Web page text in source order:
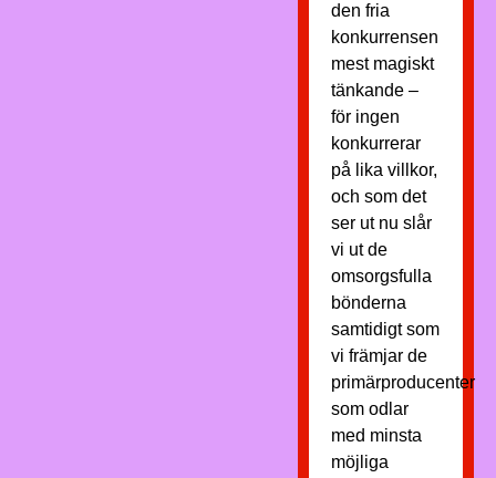
den fria
konkurrensen
mest magiskt
tänkande –
för ingen
konkurrerar
på lika villkor,
och som det
ser ut nu slår
vi ut de
omsorgsfulla
bönderna
samtidigt som
vi främjar de
primärproducenter
som odlar
med minsta
möjliga